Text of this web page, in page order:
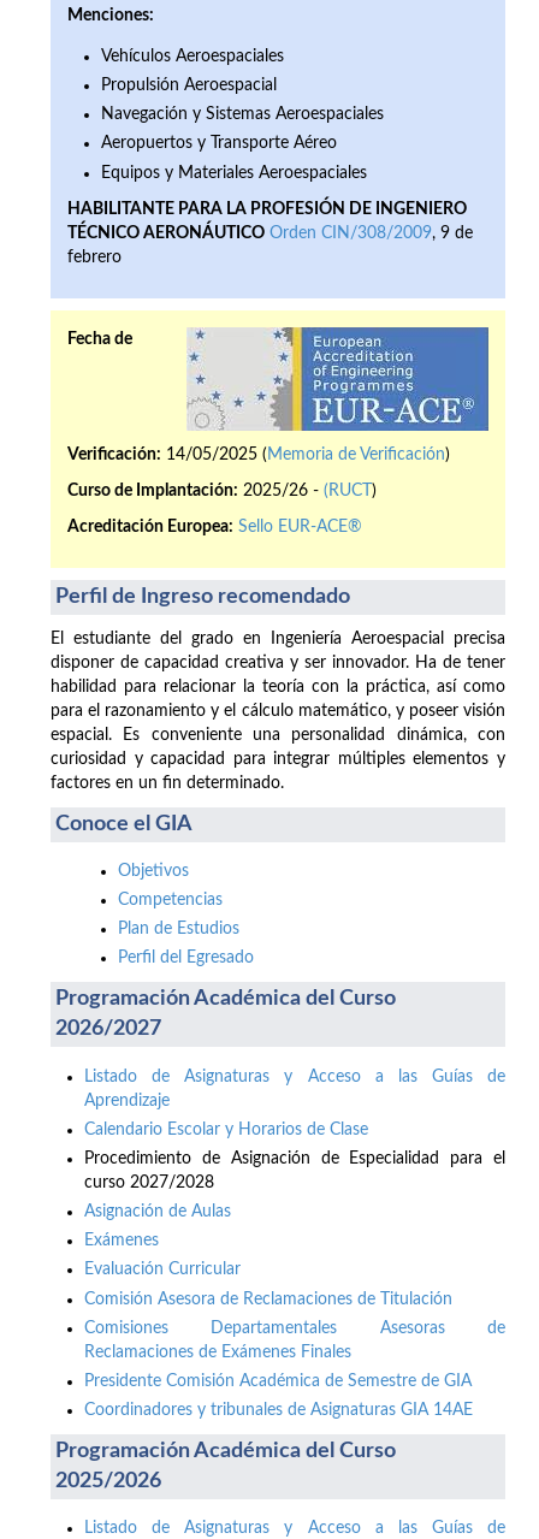
Menciones:
Vehículos Aeroespaciales
Propulsión Aeroespacial
Navegación y Sistemas Aeroespaciales
Aeropuertos y Transporte Aéreo
Equipos y Materiales Aeroespaciales
HABILITANTE PARA LA PROFESIÓN DE INGENIERO
TÉCNICO AERONÁUTICO Orden CIN/308/2009, 9 de
febrero
Fecha de
Verificación: 14/05/2025 ( Memoria de Verificación)
Curso de Implantación: 2025/26 - (RUCT )
Acreditación Europea: Sello EUR-ACE®
Perfil de Ingreso recomendado
El estudiante del grado en Ingeniería Aeroespacial precisa
disponer de capacidad creativa y ser innovador. Ha de tener
habilidad para relacionar la teoría con la práctica, así como
para el razonamiento y el cálculo matemático, y poseer visión
espacial. Es conveniente una personalidad dinámica, con
curiosidad y capacidad para integrar múltiples elementos y
factores en un fin determinado.
Conoce el GIA
Objetivos
Competencias
Plan de Estudios
Perfil del Egresado
Programación Académica del Curso
2026/2027
Listado de Asignaturas y Acceso a las Guías de
Aprendizaje
Calendario Escolar y Horarios de Clase
Procedimiento de Asignación de Especialidad para el
curso 2027/2028
Asignación de Aulas
Exámenes
Evaluación Curricular
Comisión Asesora de Reclamaciones de Titulación
Comisiones Departamentales Asesoras de
Reclamaciones de Exámenes Finales
Presidente Comisión Académica de Semestre de GIA
Coordinadores y tribunales de Asignaturas GIA 14AE
Programación Académica del Curso
2025/2026
Listado de Asignaturas y Acceso a las Guías de